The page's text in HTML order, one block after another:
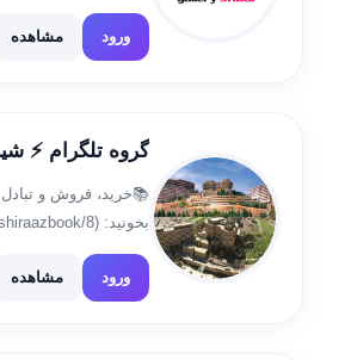
لینک کانال لباس https://t.me/galleryshadi
ورود
مشاهده
گروه تلگرام ⚡
📚خرید، فروش و
نیست🛑 🚫 چت
ورود
مشاهده